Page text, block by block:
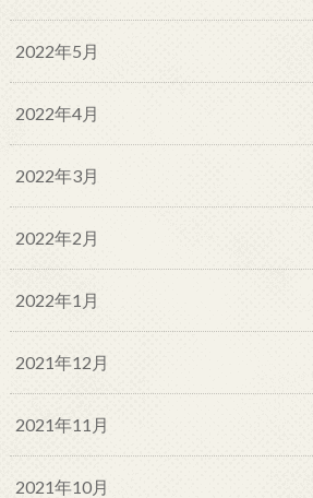
2022年5月
2022年4月
2022年3月
2022年2月
2022年1月
2021年12月
2021年11月
2021年10月